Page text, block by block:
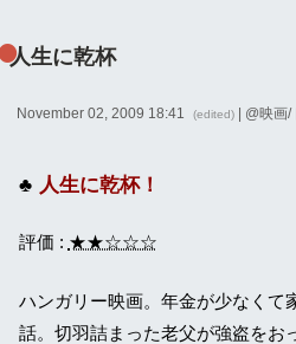
人生に乾杯
November 02, 2009 18:41 (edited) | @映画/
人生に乾杯！
評価 : ★★☆☆☆
ハンガリー映画。年金が少なくて
話。切羽詰まった老父が強盗をお